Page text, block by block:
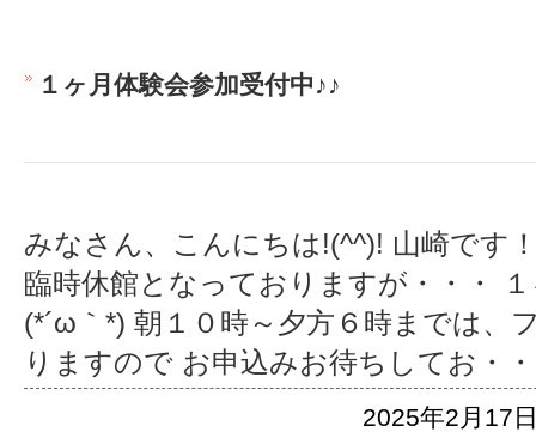
１ヶ月体験会参加受付中♪♪
みなさん、こんにちは!(^^)! 山崎です
臨時休館となっておりますが・・・
(*´ω｀*) 朝１０時～夕方６時までは、
りますので お申込みお待ちしてお ・
2025年2月17